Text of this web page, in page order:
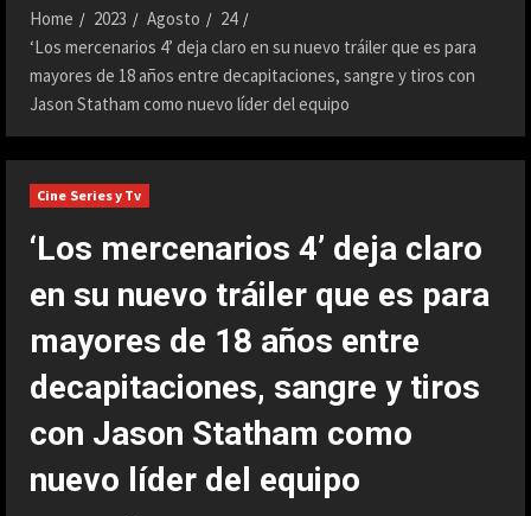
Home 2023 Agosto
24
‘Los mercenarios 4’ deja claro en su nuevo tráiler que es para
mayores de 18 años entre decapitaciones, sangre y tiros con
Jason Statham como nuevo líder del equipo
Cine Series y Tv
‘Los mercenarios 4’ deja claro
en su nuevo tráiler que es para
mayores de 18 años entre
decapitaciones, sangre y tiros
con Jason Statham como
nuevo líder del equipo